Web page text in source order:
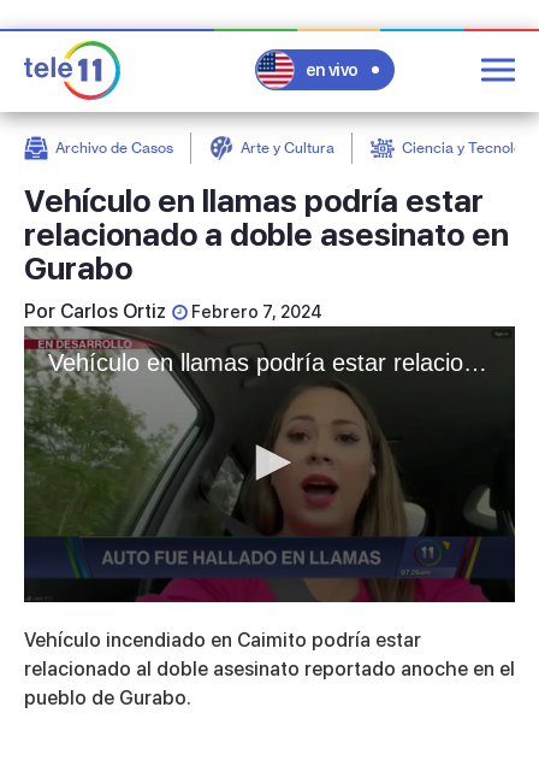
en vivo
Archivo de Casos Arte y Cultura Ciencia y
Vehículo en llamas podría estar
relacionado a doble asesinato en
Gurabo
Por Carlos Ortiz Febrero 7, 2024
Vehículo en llamas podría estar relacionado a doble asesinato en Gurabo
seconds
of
2
minutes,
37
Vehículo incendiado en Caimito podría estar
relacionado al doble asesinato reportado anoche en el
pueblo de Gurabo.
post